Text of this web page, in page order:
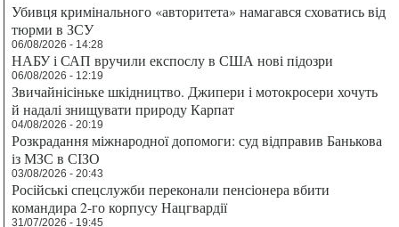
Убивця кримінального «авторитета» намагався сховатись від
тюрми в ЗСУ
06/08/2026 - 14:28
НАБУ і САП вручили експослу в США нові підозри
06/08/2026 - 12:19
Звичайнісіньке шкідництво. Джипери і мотокросери хочуть
й надалі знищувати природу Карпат
04/08/2026 - 20:19
Розкрадання міжнародної допомоги: суд відправив Банькова
із МЗС в СІЗО
03/08/2026 - 20:43
Російські спецслужби переконали пенсіонера вбити
командира 2-го корпусу Нацгвардії
31/07/2026 - 19:45